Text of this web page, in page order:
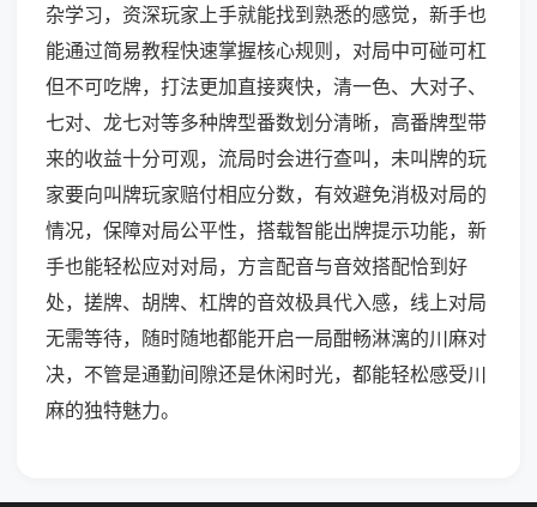
杂学习，资深玩家上手就能找到熟悉的感觉，新手也
能通过简易教程快速掌握核心规则，对局中可碰可杠
但不可吃牌，打法更加直接爽快，清一色、大对子、
七对、龙七对等多种牌型番数划分清晰，高番牌型带
来的收益十分可观，流局时会进行查叫，未叫牌的玩
家要向叫牌玩家赔付相应分数，有效避免消极对局的
情况，保障对局公平性，搭载智能出牌提示功能，新
手也能轻松应对对局，方言配音与音效搭配恰到好
处，搓牌、胡牌、杠牌的音效极具代入感，线上对局
无需等待，随时随地都能开启一局酣畅淋漓的川麻对
决，不管是通勤间隙还是休闲时光，都能轻松感受川
麻的独特魅力。